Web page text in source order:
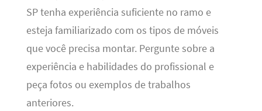
SP tenha experiência suficiente no ramo e
esteja familiarizado com os tipos de móveis
que você precisa montar. Pergunte sobre a
experiência e habilidades do profissional e
peça fotos ou exemplos de trabalhos
anteriores.